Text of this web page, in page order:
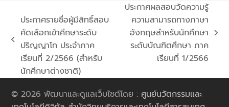
previous
post:
ประกาศรายชื่อผู้มีสิทธิ์สอบ
คัดเลือกเข้าศึกษาระดับ
ปริญญาโท ประจำภาค
เรียนที่ 2/2566 (สำหรับ
นักศึกษาต่างชาติ)
next
post:
ประกาศผลสอบวัดความรู้
ความสามารถทางภาษา
อังกฤษสำหรับนักศึกษา
ระดับบัณฑิตศึกษา ภาค
เรียนที่ 1/2566
© 2026 พัฒนาและดูแลเว็บไซต์โดย : ศูนย์นวัตกรรมและ